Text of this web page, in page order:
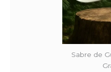
Sabre de